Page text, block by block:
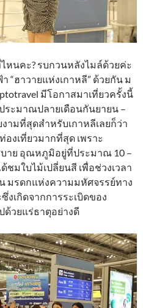
หนคะ? รบกวนหลังไมล์ด้วยค่ะ
ฮาวายแห่งเกาหลี” ด้วยกัน ม
มีโอกาสมาเที่ยวครั้งนี้
ระมาณปลายเดือนกันยายน –
ามที่สุดสำหรับเกาหลีเลยก็ว่า
งเที่ยวมากที่สุด เพราะ
าย อุณหภูมิอยู่ที่ประมาณ 10 –
ชมใบไม้เปลี่ยนสี เพื่อช่วงเวลา
มรดกแห่งความมหัศจรรย์ทาง
งเกิดจากการระเบิดของ
ด้วยแร่ธาตุอย่างดี